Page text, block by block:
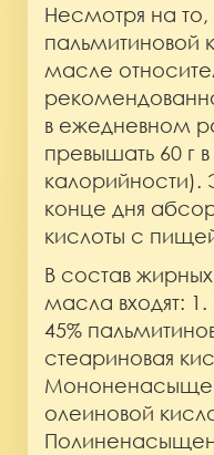
Несмотря на
пальмитиновой
масле
в ежедневном
превышать 60 г
калорийности).
конце дня
кислоты с
В состав
масла входят:
45%
стеариновая
олеиновой